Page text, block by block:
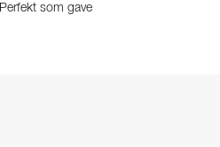
Perfekt som gave